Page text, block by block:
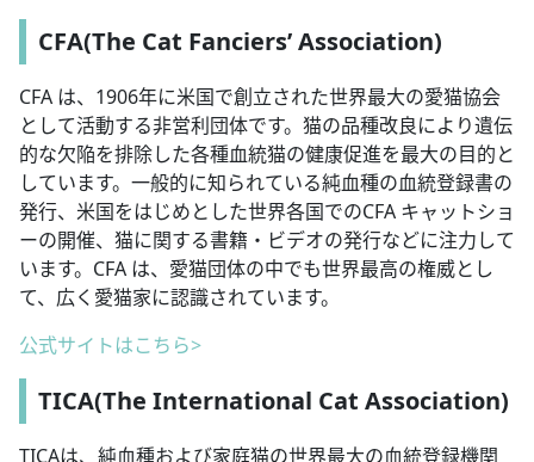
CFA(The Cat Fanciers’ Association)
CFA は、1906年に米国で創立された世界最大の愛猫協会
として活動する非営利団体です。猫の品種改良により遺伝
的な欠陥を排除した各種血統猫の健康促進を最大の目的と
しています。一般的に知られている純血種の血統登録書の
発行、米国をはじめとした世界各国でのCFA キャットショ
ーの開催、猫に関する書籍・ビデオの発行などに注力して
います。CFA は、愛猫団体の中でも世界最高の権威とし
て、広く愛猫家に認識されています。
公式サイトはこちら>
TICA(The International Cat Association)
TICAは、純血種および家庭猫の世界最大の血統登録機関